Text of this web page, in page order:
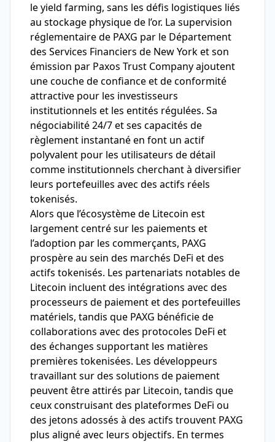
le yield farming, sans les défis logistiques liés
au stockage physique de l’or. La supervision
réglementaire de PAXG par le Département
des Services Financiers de New York et son
émission par Paxos Trust Company ajoutent
une couche de confiance et de conformité
attractive pour les investisseurs
institutionnels et les entités régulées. Sa
négociabilité 24/7 et ses capacités de
règlement instantané en font un actif
polyvalent pour les utilisateurs de détail
comme institutionnels cherchant à diversifier
leurs portefeuilles avec des actifs réels
tokenisés.
Alors que l’écosystème de Litecoin est
largement centré sur les paiements et
l’adoption par les commerçants, PAXG
prospère au sein des marchés DeFi et des
actifs tokenisés. Les partenariats notables de
Litecoin incluent des intégrations avec des
processeurs de paiement et des portefeuilles
matériels, tandis que PAXG bénéficie de
collaborations avec des protocoles DeFi et
des échanges supportant les matières
premières tokenisées. Les développeurs
travaillant sur des solutions de paiement
peuvent être attirés par Litecoin, tandis que
ceux construisant des plateformes DeFi ou
des jetons adossés à des actifs trouvent PAXG
plus aligné avec leurs objectifs. En termes